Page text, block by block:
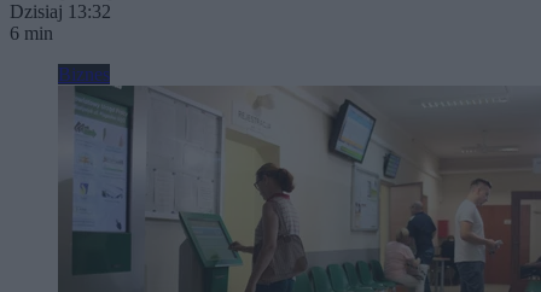
Dzisiaj 13:32
6 min
Biznes